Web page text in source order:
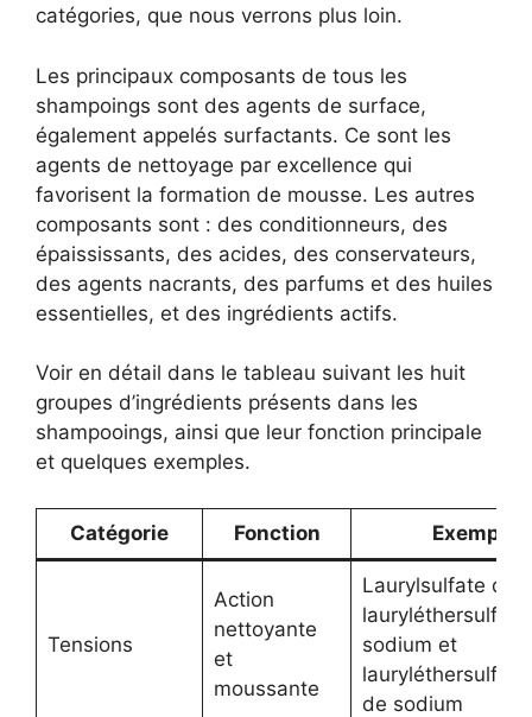
catégories, que nous verrons plus loin.
Les principaux composants de tous les
shampoings sont des agents de surface,
également appelés surfactants. Ce sont les
agents de nettoyage par excellence qui
favorisent la formation de mousse. Les autres
composants sont : des conditionneurs, des
épaississants, des acides, des conservateurs,
des agents nacrants, des parfums et des huiles
essentielles, et des ingrédients actifs.
Voir en détail dans le tableau suivant les huit
groupes d’ingrédients présents dans les
shampooings, ainsi que leur fonction principale
et quelques exemples.
Catégorie Fonction Exemples
Tensions
Action
nettoyante
et
moussante
Laurylsulfate de
sodium et
de sodium